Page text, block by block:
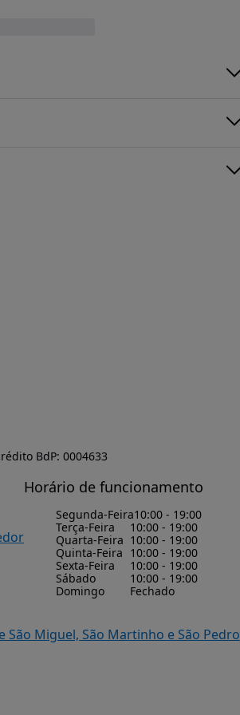
BdP: 0004633
Horário de funcionamento
Segunda-Feira10:00 - 19:00
Terça-Feira
10:00 - 19:00
Quarta-Feira 10:00 - 19:00
Quinta-Feira 10:00 - 19:00
Sexta-Feira
10:00 - 19:00
Sábado
10:00 - 19:00
Domingo
Fechado
São Miguel, São Martinho e São Pedro